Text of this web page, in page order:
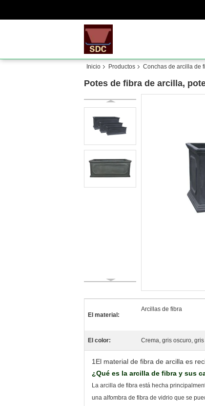
Inicio Productos Conchas de arcilla de
Potes de fibra de arcilla,
El material:
Arcillas de fibra
El color: Crema, gris oscuro,
1El material de fibra de arcilla es
¿Qué es la arcilla de fibra y sus
La arcilla de fibra está hecha
una alfombra de fibra de vidrio que se